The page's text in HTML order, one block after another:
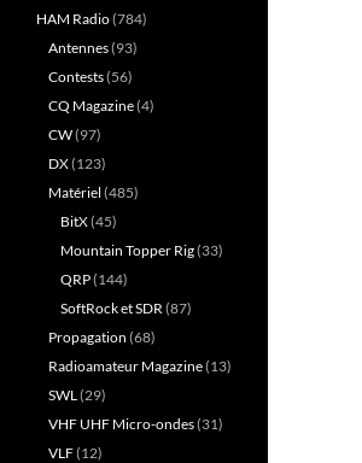
HAM Radio(784)
Antennes(93)
Contests(56)
CQ Magazine(4)
CW(97)
DX(123)
Matériel (485)
BitX(45)
Mountain Topper Rig(33)
QRP(144)
SoftRock et SDR(87)
Propagation (68)
Radioamateur Magazine(13)
SWL(29)
VHF UHF Micro-ondes(31)
VLF(12)